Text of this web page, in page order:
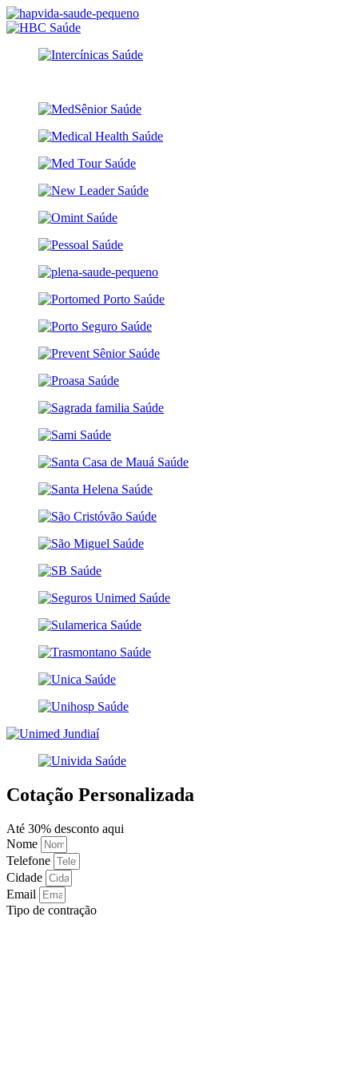
Cotação Personalizada
Até 30% desconto aqui
Nome
Telefone
Cidade
Email
Tipo de contração